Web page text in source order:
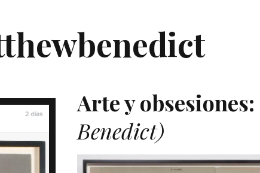
Arte y obsesiones:
Benedict)